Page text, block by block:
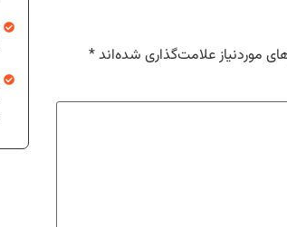
موردنیاز علامت‌گذاری شده‌اند*